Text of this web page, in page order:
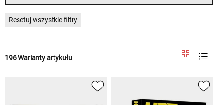
Resetuj wszystkie filtry
196 Warianty artykułu